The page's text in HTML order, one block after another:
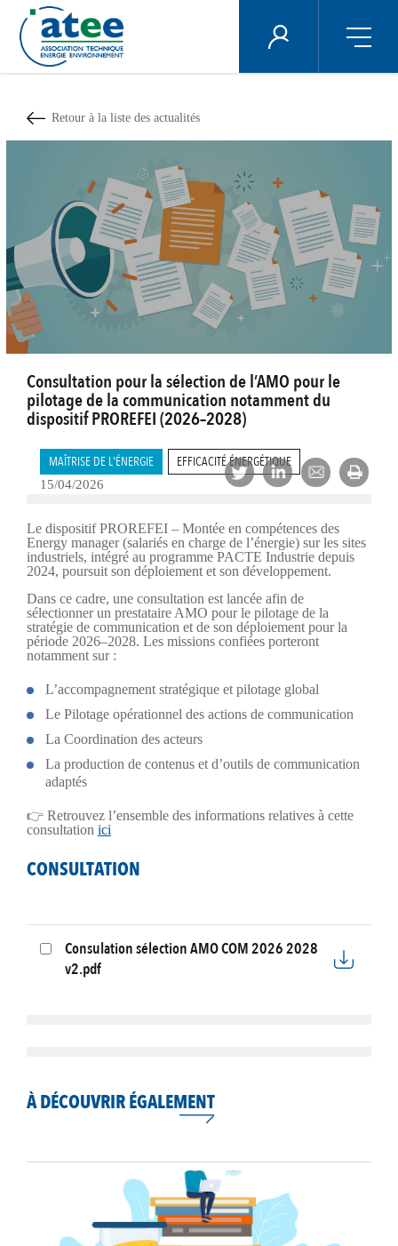
contenu
principal
ÉNERGIE PLUS
Retour à la liste des actualités
Consultation pour la sélection de l’AMO pour le
pilotage de la communication notamment du
dispositif PROREFEI (2026–2028)
MAÎTRISE DE L'ÉNERGIE EFFICACITÉ ÉNERGÉTIQUE
15/04/2026
Le dispositif PROREFEI – Montée en compétences des
Energy manager (salariés en charge de l’énergie) sur les sites
industriels, intégré au programme PACTE Industrie depuis
2024, poursuit son déploiement et son développement.
Dans ce cadre, une consultation est lancée afin de
sélectionner un prestataire AMO pour le pilotage de la
stratégie de communication et de son déploiement pour la
période 2026–2028. Les missions confiées porteront
notamment sur :
L’accompagnement stratégique et pilotage global
Le Pilotage opérationnel des actions de communication
La Coordination des acteurs
La production de contenus et d’outils de communication
adaptés
👉 Retrouvez l’ensemble des informations relatives à cette
consultation ici
CONSULTATION
Consulation sélection AMO COM 2026 2028
v2.pdf
À DÉCOUVRIR ÉGALEMENT
Panneau de gestion des cookies